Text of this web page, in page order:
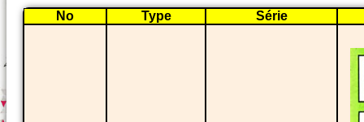
No Type Série